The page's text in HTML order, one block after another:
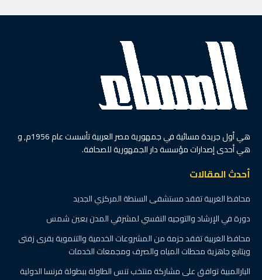
هي أول جريدة مسائية في جمهورية مصر العربية تأسست عام 1956م, و
هي أحدى إصدارات مؤسسة دار الجمهورية للصحافة.
أحدث المقالات
محافظ الغربية تفقد مستشفى السنطة المركزي الجديد
دورة في الإرشاد والتوجيه النفسي لمشرفي المدن بعين شمس
محافظ الغربية تفقد حزمة من المشروعات الخدمية والتنموية بقرى زفتى
ويتابع جاهزية محطات المياه والصرف ومجمعات الخدمات
البارالمبية توافق على مشاركة منتخب تنس الطاولة ببطولة فرنسا الدولية